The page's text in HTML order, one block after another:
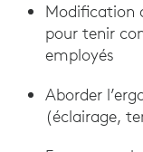
Modification
pour tenir
employés
Aborder
(éclairage,